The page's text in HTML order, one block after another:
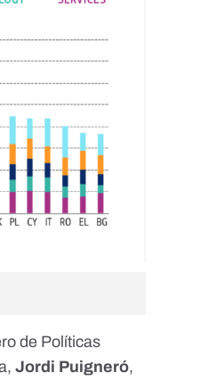
de Políticas
Jordi Puigneró,